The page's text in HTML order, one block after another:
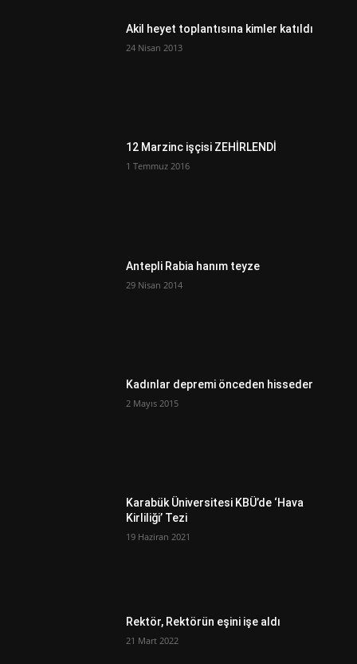
Akil heyet toplantısına kimler katıldı
24 Nisan 2013
12 Marzinc işçisi ZEHİRLENDİ
1 Temmuz 2016
Antepli Rabia hanım teyze
29 Nisan 2014
Kadınlar depremi önceden hisseder
2 Mayıs 2015
Karabük Üniversitesi KBÜ’de ‘Hava
Kirliliği’ Tezi
19 Haziran 2021
Rektör, Rektörün eşini işe aldı
21 Mart 2022